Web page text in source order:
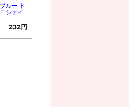
ルー ド
シェイ
232円